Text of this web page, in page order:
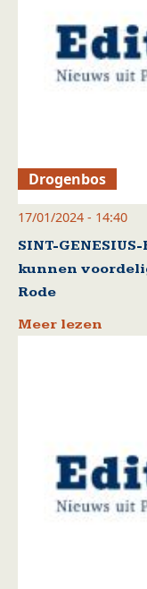
Drogenbos
17/01/2024 - 14:40
SINT-
kunnen
Rode
Meer lezen